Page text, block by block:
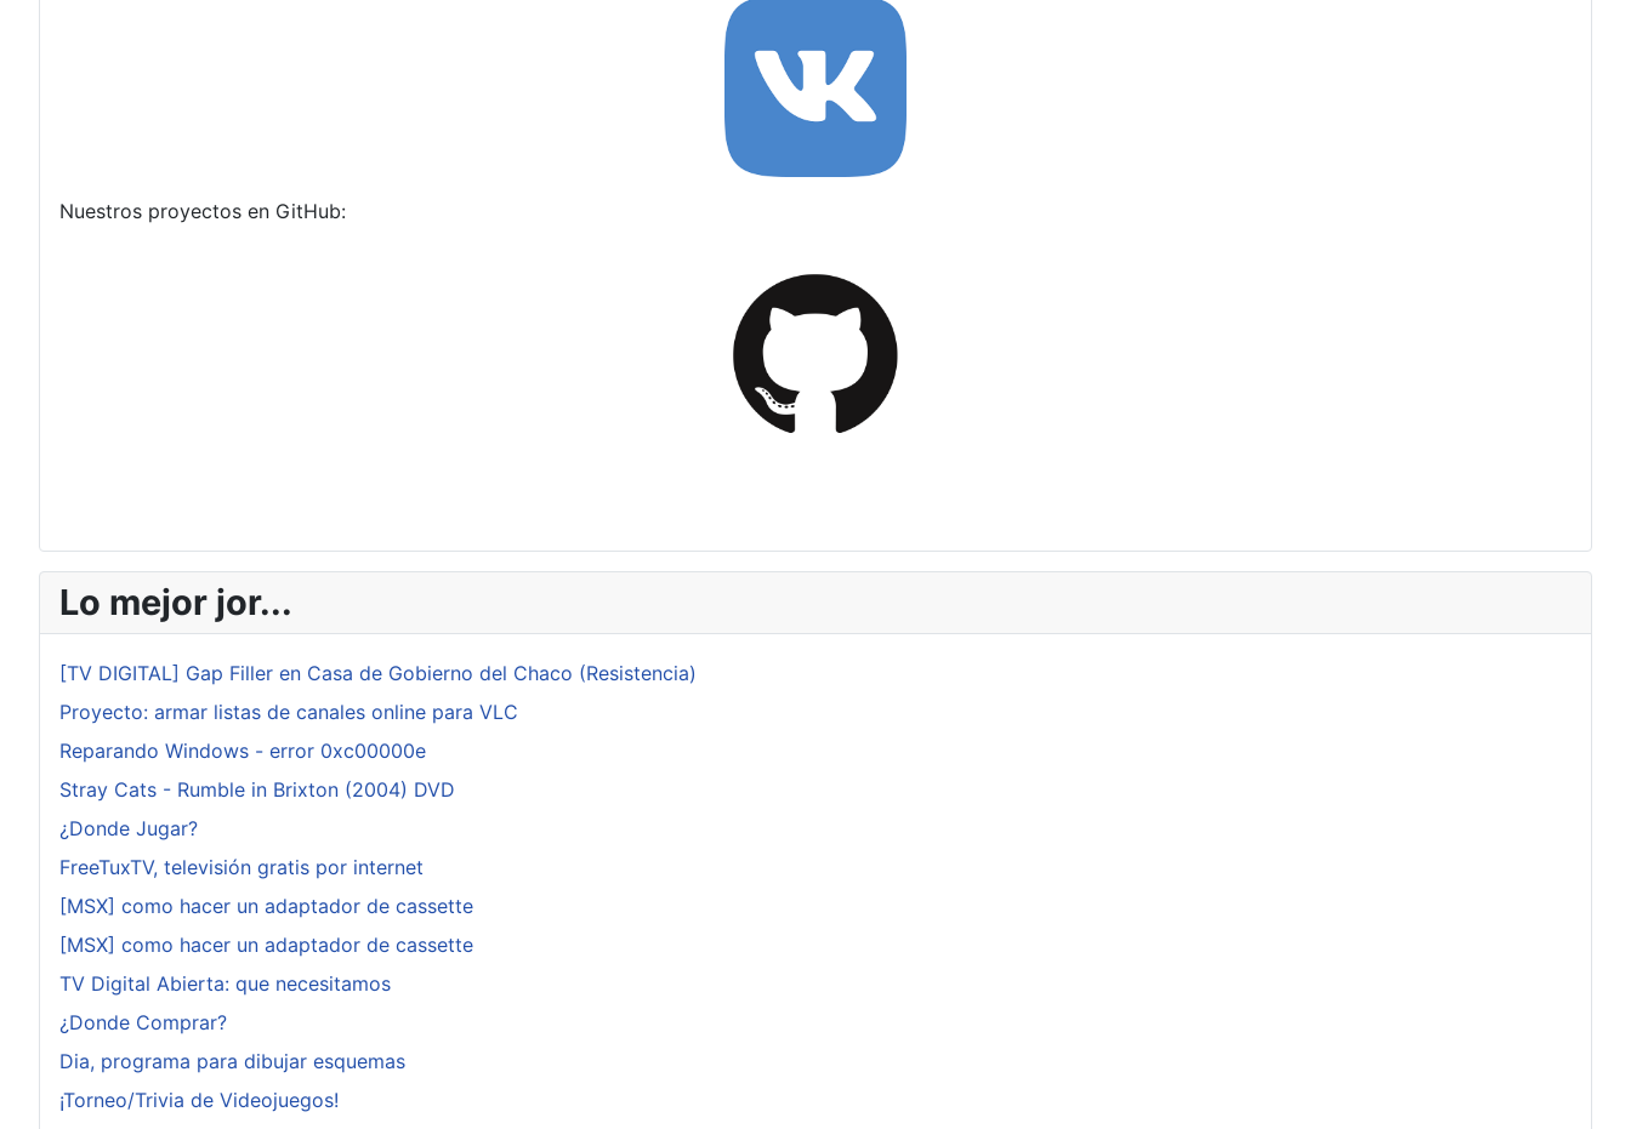
Nuestros proyectos en GitHub:
Lo mejor jor...
[TV DIGITAL] Gap Filler en Casa de Gobierno del Chaco (Resistencia)
Proyecto: armar listas de canales online para VLC
Reparando Windows - error 0xc00000e
Stray Cats - Rumble in Brixton (2004) DVD
¿Donde Jugar?
FreeTuxTV, televisión gratis por internet
[MSX] como hacer un adaptador de cassette
[MSX] como hacer un adaptador de cassette
TV Digital Abierta: que necesitamos
¿Donde Comprar?
Dia, programa para dibujar esquemas
¡Torneo/Trivia de Videojuegos!